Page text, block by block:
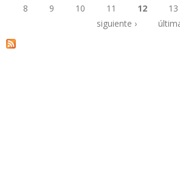
Páginas
8
9 10 11 12 13
siguiente ›